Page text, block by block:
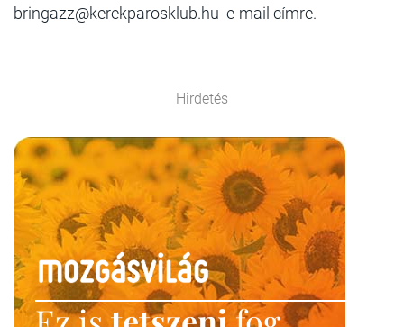
bringazz@kerekparosklub.hu e-mail címre.
Hirdetés